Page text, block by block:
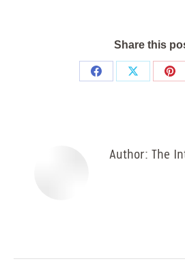
Share this
Share
Share
Author: The